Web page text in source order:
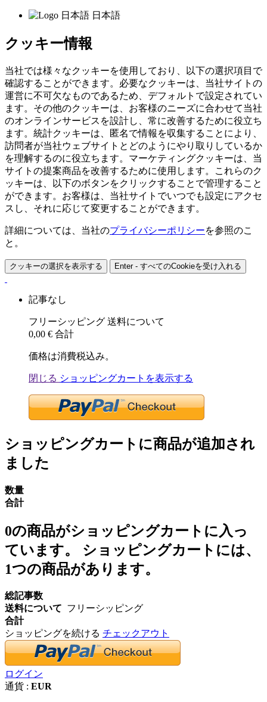
日本語
クッキー情報
当社では様々なクッキーを使用しており、以下の選択項目で
確認することができます。必要なクッキーは、当社サイトの
運営に不可欠なものであるため、デフォルトで設定されてい
ます。その他のクッキーは、お客様のニーズに合わせて当社
のオンラインサービスを設計し、常に改善するために役立ち
ます。統計クッキーは、匿名で情報を収集することにより、
訪問者が当社ウェブサイトとどのようにやり取りしているか
を理解するのに役立ちます。マーケティングクッキーは、当
サイトの提案商品を改善するために使用します。これらのク
ッキーは、以下のボタンをクリックすることで管理すること
ができます。お客様は、当社サイトでいつでも設定にアクセ
スし、それに応じて変更することができます。
詳細については、当社のプライバシーポリシーを参照のこ
と。
クッキーの選択を表示する Enter - すべてのCookieを受け入れる
記事なし
フリーシッピング 送料について
0,00 € 合計
価格は消費税込み。
閉じる ショッピングカートを表示する
ショッピングカートに商品が追加され
ました
数量
合計
0の商品がショッピングカートに入っ
ています。 ショッピングカートには、
1つの商品があります。
総記事数
送料について フリーシッピング
合計
ショッピングを続ける チェックアウト
ログイン
通貨 : EUR